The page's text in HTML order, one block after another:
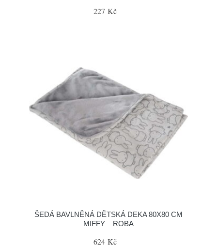
227 Kč
ŠEDÁ BAVLNĚNÁ DĚTSKÁ DEKA 80X80 CM
MIFFY – ROBA
624 Kč